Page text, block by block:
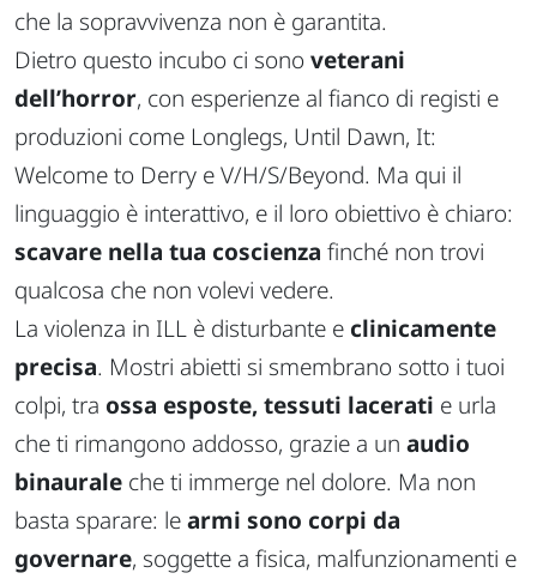
che la sopravvivenza non è garantita.
Dietro questo incubo ci sono veterani
dell’horror, con esperienze al fianco di registi e
produzioni come Longlegs, Until Dawn, It:
Welcome to Derry eV/H/S/Beyond. Ma qui il
linguaggio è interattivo, e il loro obiettivo è chiaro:
scavare nella tua coscienza finché non trovi
qualcosa che non volevi vedere.
La violenza in ILL è disturbante e clinicamente
precisa. Mostri abietti si smembrano sotto i tuoi
colpi, tra ossa esposte, tessuti lacerati e urla
che ti rimangono addosso, grazie a un audio
binaurale che ti immerge nel dolore. Ma non
basta sparare: learmi sono corpi da
governare, soggette a fisica, malfunzionamenti e